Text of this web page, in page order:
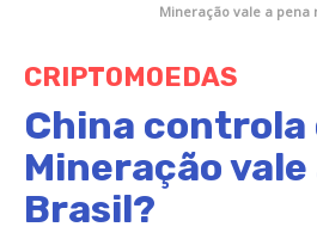
Mineração vale a pena
CRIPTOMOEDAS
China controla
Mineração vale
Brasil?